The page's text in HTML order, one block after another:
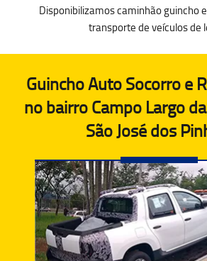
Disponibilizamos caminhão guincho
transporte de veículos de
Guincho Auto Socorro e
no bairro Campo Largo
São José dos